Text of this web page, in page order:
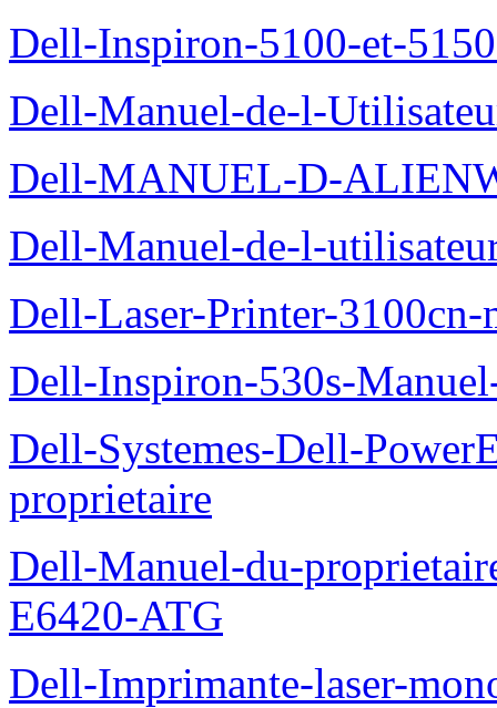
Dell-Inspiron-5100-et-
Dell-Manuel-de-l-
Dell-MANUEL-D-
Dell-Manuel-de-l-
Dell-Laser-Printer-
Dell-Inspiron-530s-
Dell-Systemes-Dell-
proprietaire
Dell-Manuel-du-
E6420-ATG
Dell-Imprimante-laser-